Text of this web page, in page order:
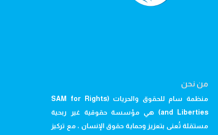
من نحن
منظمة سام للحقوق والحريات (SAM for Rights
and Liberties) هي مؤسسة حقوقية غير ربحية
مستقلة تُعنى بتعزيز وحماية حقوق الإنسان ، مع تركيز